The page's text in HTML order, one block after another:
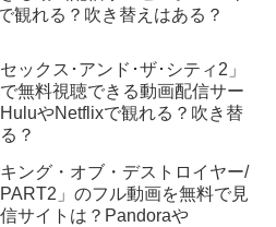
観れる？吹き替えはある？
ックス･アンド･ザ･シティ2」
無料視聴できる動画配信サー
やNetflixで観れる？吹き替
？
ング・オブ・デストロイヤー/
」のフル動画を無料で見
サイトは？Pandoraや